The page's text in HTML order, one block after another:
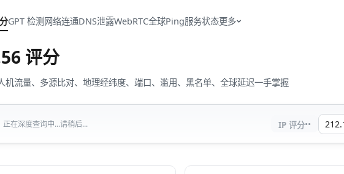
GPT 检测网络连通DNS泄露WebRTC全球Ping服务状态更多
评分
流量、多源比对、地理经纬度、端口、滥用、黑名单、全球延迟一手掌握
正在深度查询中...请稍后... IP 评分··